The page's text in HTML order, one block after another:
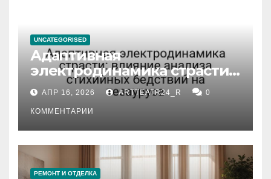
UNCATEGORISED
Адаптивная
электродинамика страсти:
влияние анализа
стихийных бедствий на
тезауруса
АПР 16, 2026 ARTTEATR24_R 0
КОММЕНТАРИИ
РЕМОНТ И ОТДЕЛКА